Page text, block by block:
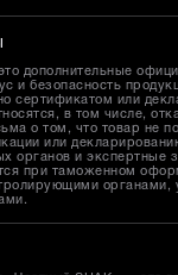
дополнительные
и безопасность
сертификатом или
в том числе,
о том, что товар не
или
органов и экспертные
при таможенном
органами,